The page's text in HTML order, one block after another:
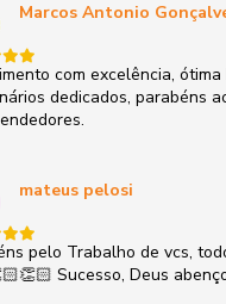
Marcos Antonio
com excelência, ótima
dedicados, parabéns
mateus pelosi
pelo Trabalho de vcs,
👏🏻👏🏻👏🏻 Sucesso, Deus